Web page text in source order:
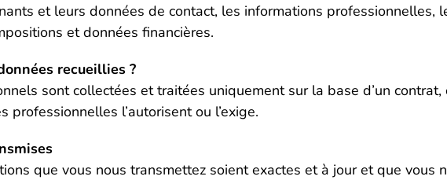
et leurs données de contact, les informations professionnelles,
et données financières.
recueillies ?
sont collectées et traitées uniquement sur la base d’un
professionnelles l’autorisent ou l’exige.
que vous nous transmettez soient exactes et à jour et que vous